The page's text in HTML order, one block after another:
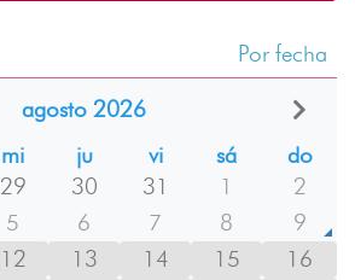
Por fecha
agosto 2026
mi ju vi sá
do
29 30 31 1
2
5 6 7 8
9
12 13 14 15
16